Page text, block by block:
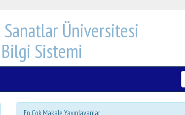
Üniversitesi
Sistemi
En Çok Makale Yayınlayanlar